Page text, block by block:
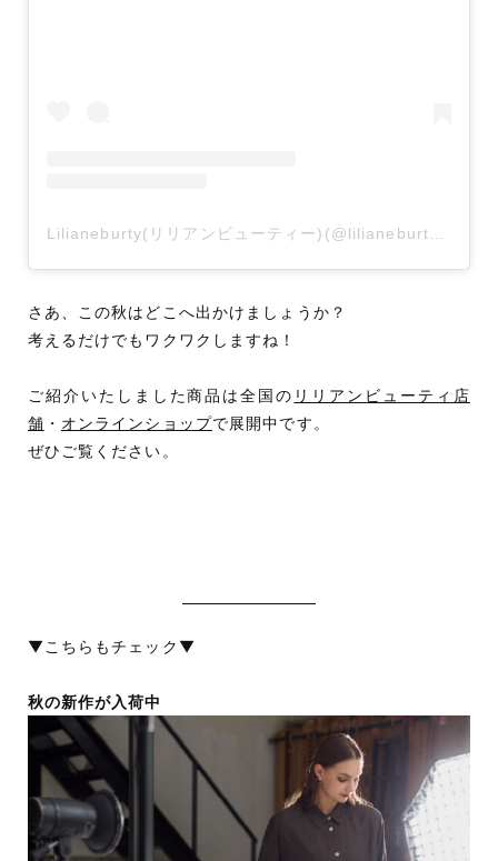
さあ、この秋はどこへ出かけましょうか？
考えるだけでもワクワクしますね！
ご紹介いたしました商品は全国の リリアンビューティ店
舗 ・ オンラインショップで展開中です。
ぜひご覧ください。
▼こちらもチェック▼
秋の新作が入荷中